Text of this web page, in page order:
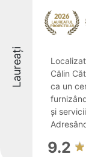
Laureați
Călin
ca un
și
9.2